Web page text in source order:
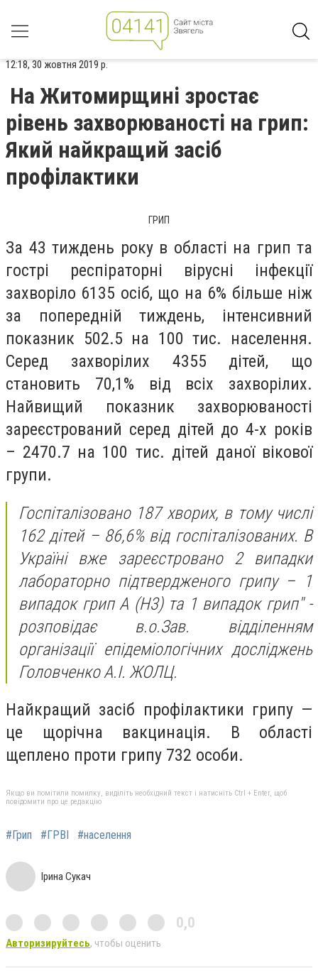
12:18, 30 жовтня 2019 р.
На Житомирщині зростає
рівень захворюваності на грип:
Який найкращий засіб
профілактики
ГРИП
За 43 тиждень року в області на грип та
гострі респіраторні вірусні інфекції
захворіло 6135 осіб, що на 6% більше ніж
за попередній тиждень, інтенсивний
показник 502.5 на 100 тис. населення.
Серед захворілих 4355 дітей, що
становить 70,1% від всіх захворілих.
Найвищий показник захворюваності
зареєстрований серед дітей до 4-х років
– 2470.7 на 100 тис. дітей даної вікової
групи.
Госпіталізовано 187 хворих, в тому числі
162 дітей – 86,6% від госпіталізованих. В
Україні вже зареєстровано 2 випадки
лабораторно підтвердженого грипу – 1
випадок грип А (Н3) та 1 випадок грип" -
розповідає в.о.Зав. відділенням
організації епідеміологічних досліджень
Головченко А.І. ЖОЛЦ.
Найкращий засіб профілактики грипу —
це щорічна вакцинація. В області
щеплено проти грипу 732 особи.
Якщо ви помітили помилку, виділіть необхідний текст і натисніть Ctrl + Enter, щоб
повідомити про це редакцію
#Грип #ГРВІ #населення
Ірина Сукач
0,0
Авторизируйтесь, чтобы оценить